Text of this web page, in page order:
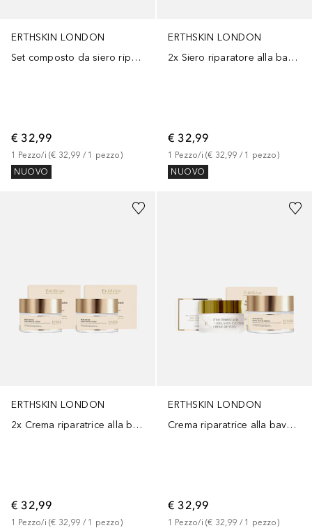
ERTHSKIN LONDON
Set composto da siero riparatore alla bava di lumaca, patch contorno occhi al collagene e maschera al collagene.
€ 32,99
1 Pezzo/i (€ 32,99 / 1 pezzo)
NUOVO
ERTHSKIN LONDON
2x Siero riparatore alla bava di lumaca
€ 32,99
1 Pezzo/i (€ 32,99 / 1 pezzo)
NUOVO
ERTHSKIN LONDON
2x Crema riparatrice alla bava di lumaca
€ 32,99
1 Pezzo/i (€ 32,99 / 1 pezzo)
ERTHSKIN LONDON
Crema riparatrice alla bava di lumaca + Crema contorno occhi anti-età
€ 32,99
1 Pezzo/i (€ 32,99 / 1 pezzo)